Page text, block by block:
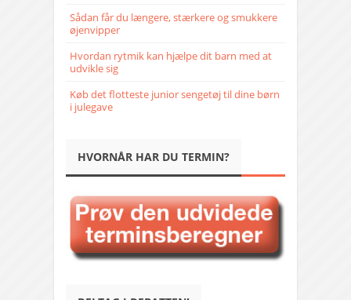
Sådan får du længere, stærkere og smukkere
øjenvipper
Hvordan rytmik kan hjælpe dit barn med at
udvikle sig
Køb det flotteste junior sengetøj til dine børn
i julegave
HVORNÅR HAR DU TERMIN?